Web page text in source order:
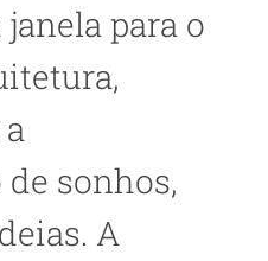
para o
sonhos,
A